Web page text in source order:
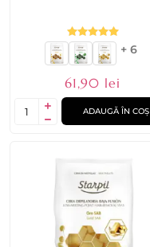
+ 6
61,90 lei
ADAUGĂ ÎN COȘ